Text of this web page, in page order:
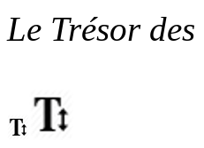
Le Trésor